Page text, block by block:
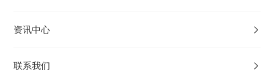
资讯中心
联系我们